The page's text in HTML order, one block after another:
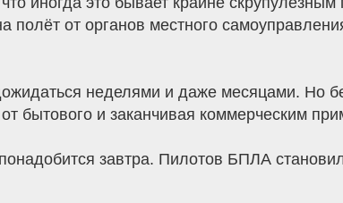
полёт от органов местного
неделями и даже месяцами. Но
бытового и заканчивая коммерческим
завтра. Пилотов БПЛА